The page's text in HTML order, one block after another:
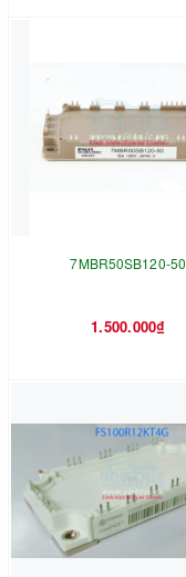
7MBR50SB120-50
1.500.000₫